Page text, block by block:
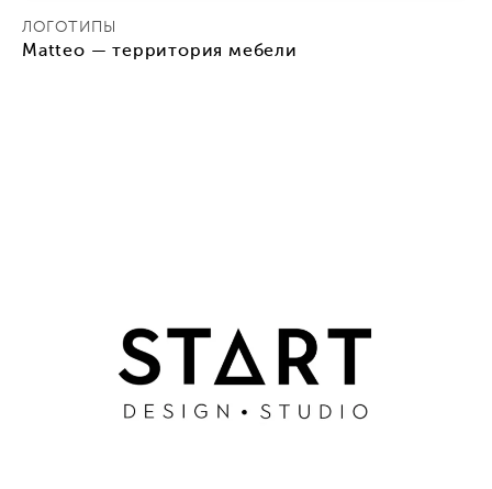
ЛОГОТИПЫ
Matteo — территория мебели